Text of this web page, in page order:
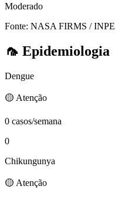
Moderado
Fonte: NASA FIRMS / INPE
🦟 Epidemiologia
Dengue
🟡 Atenção
0 casos/semana
0
Chikungunya
🟡 Atenção